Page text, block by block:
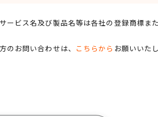
ービス名及び製品名等は各社の登録商標また
のお問い合わせは、 こちらから お願いいた